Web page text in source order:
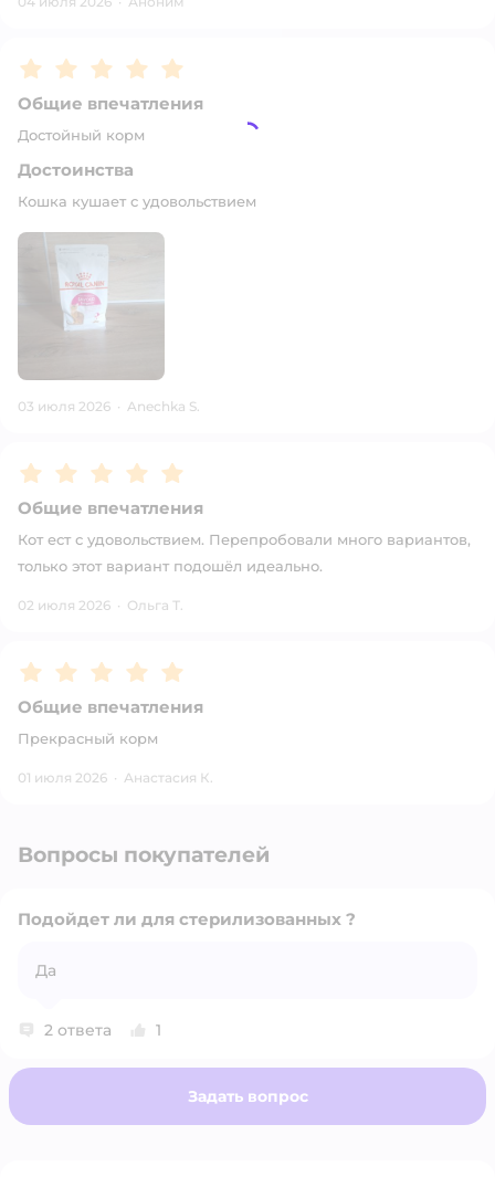
Рейтинг:5
Общие впечатления
Достойный корм
Достоинства
Кошка кушает с удовольствием
03 июля 2026 · Anechka S.
Рейтинг:5
Общие впечатления
Кот ест с удовольствием. Перепробовали много вариантов,
только этот вариант подошёл идеально.
02 июля 2026 · Ольга Т.
Рейтинг:5
Общие впечатления
Прекрасный корм
01 июля 2026 · Анастасия К.
Вопросы покупателей
Подойдет ли для стерилизованных ?
Да
2 ответа 1
Задать вопрос